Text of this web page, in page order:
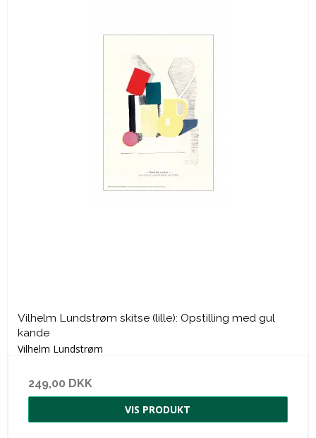
Vilhelm Lundstrøm skitse (lille): Opstilling med gul
kande
Vilhelm Lundstrøm
249,00 DKK
VIS PRODUKT